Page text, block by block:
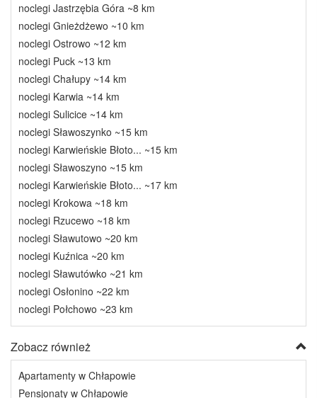
noclegi Jastrzębia Góra ~8 km
noclegi Gnieżdżewo ~10 km
noclegi Ostrowo ~12 km
noclegi Puck ~13 km
noclegi Chałupy ~14 km
noclegi Karwia ~14 km
noclegi Sulicice ~14 km
noclegi Sławoszynko ~15 km
noclegi Karwieńskie Błoto... ~15 km
noclegi Sławoszyno ~15 km
noclegi Karwieńskie Błoto... ~17 km
noclegi Krokowa ~18 km
noclegi Rzucewo ~18 km
noclegi Sławutowo ~20 km
noclegi Kuźnica ~20 km
noclegi Sławutówko ~21 km
noclegi Osłonino ~22 km
noclegi Połchowo ~23 km
Zobacz również
Apartamenty w Chłapowie
Pensjonaty w Chłapowie